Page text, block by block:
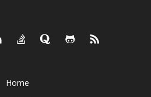
Home